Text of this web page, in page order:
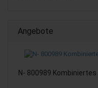
Angebote
N- 800989